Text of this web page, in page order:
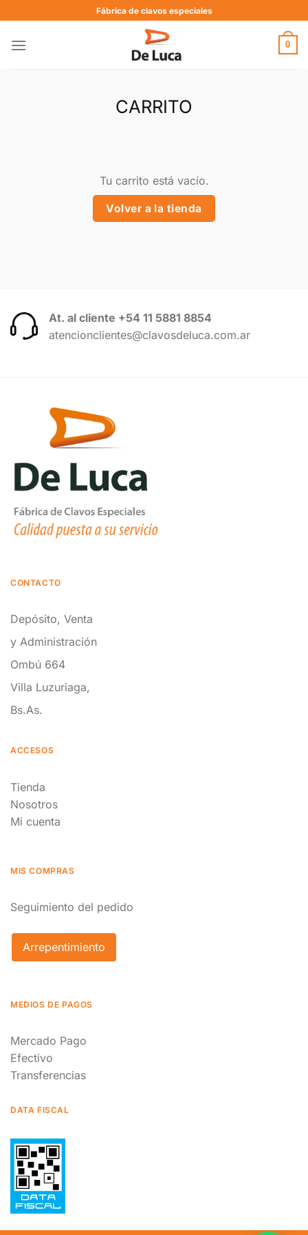
Fábrica de clavos especiales
0
CARRITO
Tu carrito está vacío.
Volver a la tienda
At. al cliente +54 11 5881 8854
atencionclientes@clavosdeluca.com.ar
CONTACTO
Depósito, Venta
y Administración
Ombú 664
Villa Luzuriaga,
Bs.As.
ACCESOS
Tienda
Nosotros
Mi cuenta
MIS COMPRAS
Seguimiento del pedido
Arrepentimiento
MEDIOS DE PAGOS
Mercado Pago
Efectivo
Transferencias
DATA FISCAL